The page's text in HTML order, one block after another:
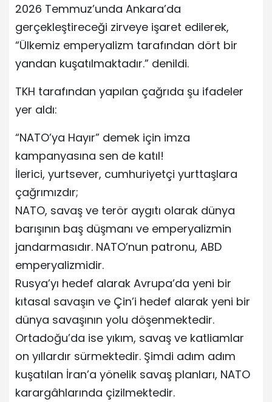
2026 Temmuz’unda Ankara’da
gerçekleştireceği zirveye işaret edilerek,
“Ülkemiz emperyalizm tarafından dört bir
yandan kuşatılmaktadır.” denildi.
TKH tarafından yapılan çağrıda şu ifadeler
yer aldı:
“NATO’ya Hayır” demek için imza
kampanyasına sen de katıl!
İlerici, yurtsever, cumhuriyetçi yurttaşlara
çağrımızdır;
NATO, savaş ve terör aygıtı olarak dünya
barışının baş düşmanı ve emperyalizmin
jandarmasıdır. NATO’nun patronu, ABD
emperyalizmidir.
Rusya’yı hedef alarak Avrupa’da yeni bir
kıtasal savaşın ve Çin’i hedef alarak yeni bir
dünya savaşının yolu döşenmektedir.
Ortadoğu’da ise yıkım, savaş ve katliamlar
on yıllardır sürmektedir. Şimdi adım adım
kuşatılan İran’a yönelik savaş planları, NATO
karargâhlarında çizilmektedir.